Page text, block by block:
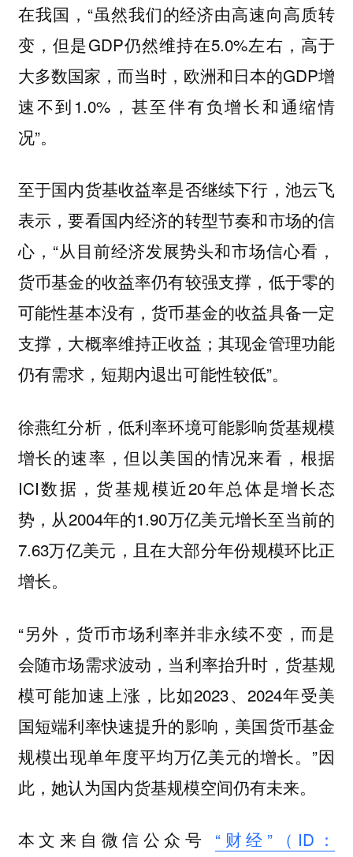
在我国，“虽然我们的经济由高速向高质转
变，但是GDP仍然维持在5.0%左右，高于
大多数国家，而当时，欧洲和日本的GDP增
速不到1.0%，甚至伴有负增长和通缩情
况”。
至于国内货基收益率是否继续下行，池云飞
表示，要看国内经济的转型节奏和市场的信
心，“从目前经济发展势头和市场信心看，
货币基金的收益率仍有较强支撑，低于零的
可能性基本没有，货币基金的收益具备一定
支撑，大概率维持正收益；其现金管理功能
仍有需求，短期内退出可能性较低”。
徐燕红分析，低利率环境可能影响货基规模
增长的速率，但以美国的情况来看，根据
ICI数据，货基规模近20年总体是增长态
势，从2004年的1.90万亿美元增长至当前的
7.63万亿美元，且在大部分年份规模环比正
增长。
“另外，货币市场利率并非永续不变，而是
会随市场需求波动，当利率抬升时，货基规
模可能加速上涨，比如2023、2024年受美
国短端利率快速提升的影响，美国货币基金
规模出现单年度平均万亿美元的增长。”因
此，她认为国内货基规模空间仍有未来。
本文来自微信公众号 “财经”（ID：